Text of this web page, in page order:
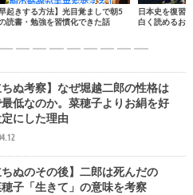
早起きする方法】光目覚ましで朝5
読書・勉強を習慣化できた話
日本史を復習
白く読めるお
ちぬ考察】なぜ堀越二郎の性格は
低なのか。菜穂子よりお絹を好
にした理由
ちぬのその後】二郎は死んだの
子「生きて」の意味を考察